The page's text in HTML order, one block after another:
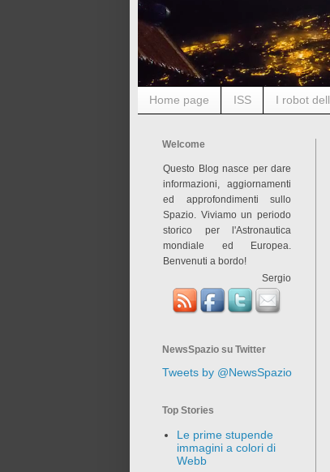
Home page ISS I robot
Welcome
Questo Blog nasce per dare
informazioni, aggiornamenti
ed approfondimenti sullo
Spazio. Viviamo un periodo
storico per l'Astronautica
mondiale ed Europea.
Benvenuti a bordo!
Sergio
NewsSpazio su Twitter
Tweets by @NewsSpazio
Top Stories
Le prime stupende
immagini a colori di
Webb